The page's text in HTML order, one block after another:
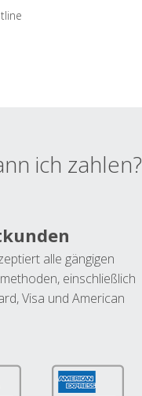
ich zahlen?
alle gängigen
einschließlich
Visa und American